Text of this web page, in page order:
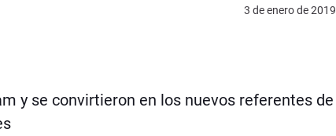
3 de enero de 2019
y se convirtieron en los nuevos referentes de